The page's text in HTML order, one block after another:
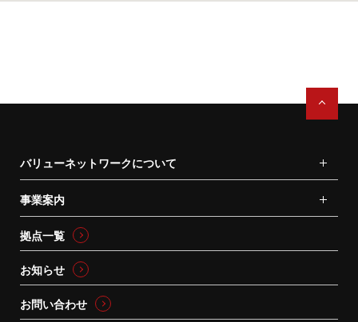
バリューネットワークについて
事業案内
拠点一覧
お知らせ
お問い合わせ